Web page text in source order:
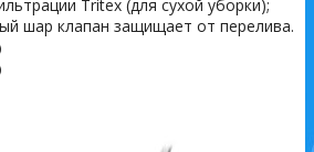
Tritex (для сухой уборки);
шар клапан защищает от перелива.